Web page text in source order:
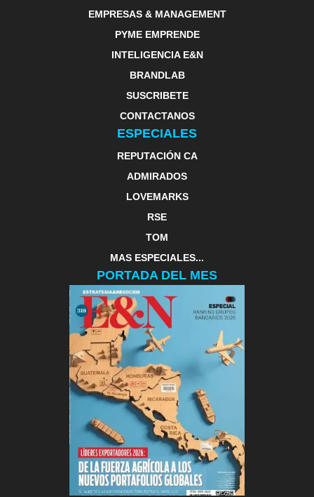
EMPRESAS & MANAGEMENT
PYME EMPRENDE
INTELIGENCIA E&N
BRANDLAB
SUSCRIBETE
CONTACTANOS
ESPECIALES
REPUTACIÓN CA
ADMIRADOS
LOVEMARKS
RSE
TOM
MAS ESPECIALES...
PORTADA DEL MES